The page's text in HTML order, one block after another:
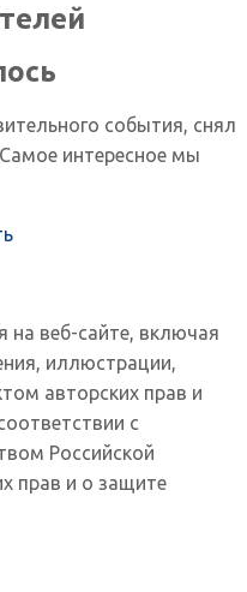
события, снял
интересное мы
веб-сайте, включая
иллюстрации,
авторских прав и
с
Российской
прав и о защите